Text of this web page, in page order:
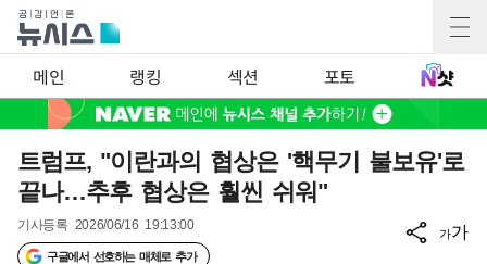
메인 랭킹 섹션 포토
트럼프, "이란과의 협상은 '핵무기 불보유'로
끝나…추후 협상은 훨씬 쉬워"
기사등록 2026/06/16 19:13:00
구글에서 선호하는 매체로 추가
가가